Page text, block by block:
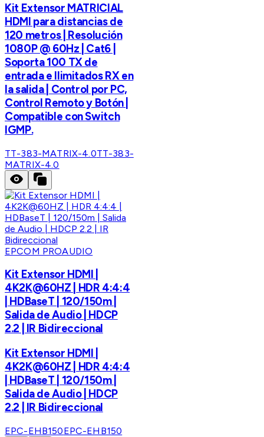
Kit Extensor MATRICIAL
HDMI para distancias de
120 metros | Resolución
1080P @ 60Hz | Cat6 |
Soporta 100 TX de
entrada e Ilimitados RX en
la salida | Control por PC,
Control Remoto y Botón |
Compatible con Switch
IGMP.
TT-383-MATRIX-4.0TT-383-
MATRIX-4.0
EPCOM PROAUDIO
Kit Extensor HDMI |
4K2K@60HZ | HDR 4:4:4
| HDBaseT | 120/150m |
Salida de Audio | HDCP
2.2 | IR Bidireccional
Kit Extensor HDMI |
4K2K@60HZ | HDR 4:4:4
| HDBaseT | 120/150m |
Salida de Audio | HDCP
2.2 | IR Bidireccional
EPC-EHB150EPC-EHB150